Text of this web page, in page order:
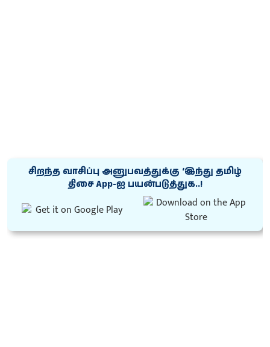
சிறந்த வாசிப்பு அனுபவத்துக்கு ‘இந்து தமிழ்
திசை App-ஐ பயன்படுத்துக..!